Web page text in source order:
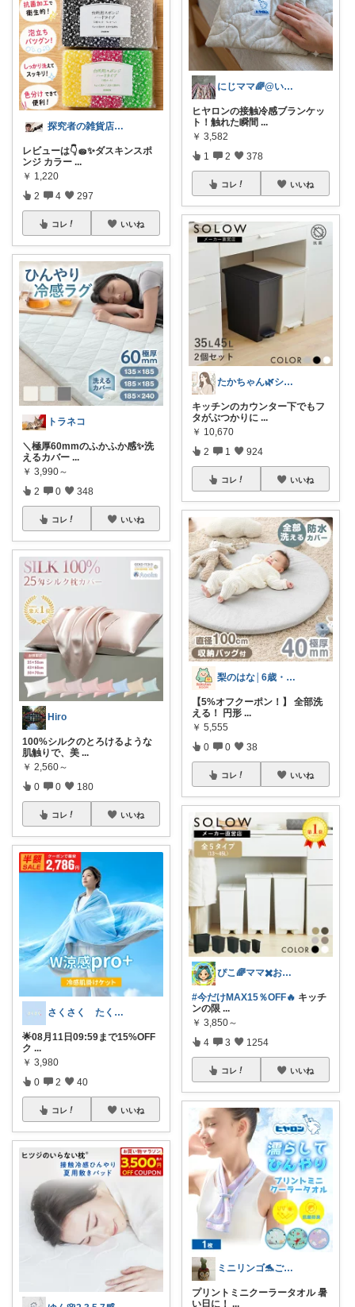
探究者の雑貨店⭐︎ ☀️🌻🍉✨
レビューは👇🧽✨ダスキンスポ
ンジ カラー ...
￥ 1,220
2 4 297
コレ いいね
トラネコ
＼極厚60mmのふかふか感✨️洗
えるカバー ...
￥ 3,990～
2 0 348
コレ いいね
Hiro
100%シルクのとろけるような
肌触りで、美 ...
￥ 2,560～
0 0 180
コレ いいね
さくさく たくさんの訪問感謝です🙇
🌟08月11日09:59まで15%OFF
ク ...
￥ 3,980
0 2 40
コレ いいね
にじママ🌈@いつもありがとうございます
ヒヤロンの接触冷感ブランケッ
ト！触れた瞬間 ...
￥ 3,582
1 2 378
コレ いいね
たかちゃん🌿シンプルで心地よい暮らし
キッチンのカウンター下でもフ
タがぶつかりに ...
￥ 10,670
2 1 924
コレ いいね
梨のはな│6歳・2歳姉妹ママ
【5%オフクーポン！】 全部洗
える！ 円形 ...
￥ 5,555
0 0 38
コレ いいね
ぴこ🌈ママ✖️お洒落✖️お得
#今だけMAX15％OFF🔥 キッチ
ンの限 ...
￥ 3,850～
4 3 1254
コレ いいね
ミニリンゴ🐬ご縁に感謝🌻ありがとう
プリントミニクーラータオル 暑
い日に！ ...